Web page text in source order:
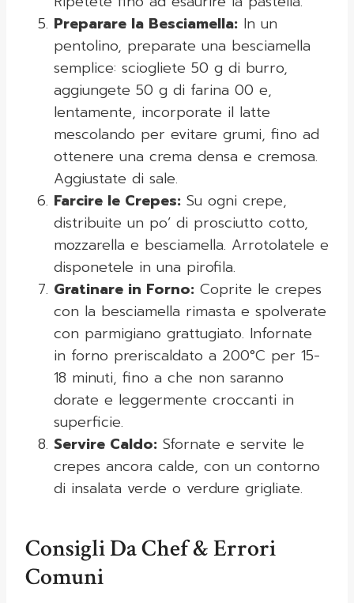
Preparare la Besciamella: In un
pentolino, preparate una besciamella
semplice: sciogliete 50 g di burro,
aggiungete 50 g di farina 00 e,
lentamente, incorporate il latte
mescolando per evitare grumi, fino ad
ottenere una crema densa e cremosa.
Aggiustate di sale.
Farcire le Crepes: Su ogni crepe,
distribuite un po’ di prosciutto cotto,
mozzarella e besciamella. Arrotolatele e
disponetele in una pirofila.
Gratinare in Forno: Coprite le crepes
con la besciamella rimasta e spolverate
con parmigiano grattugiato. Infornate
in forno preriscaldato a 200°C per 15-
18 minuti, fino a che non saranno
dorate e leggermente croccanti in
superficie.
Servire Caldo: Sfornate e servite le
crepes ancora calde, con un contorno
di insalata verde o verdure grigliate.
Consigli Da Chef & Errori
Comuni